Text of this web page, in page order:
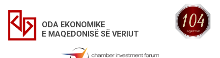
ODA EKONOMIKE
E MAQEDONISË SË VERIUT